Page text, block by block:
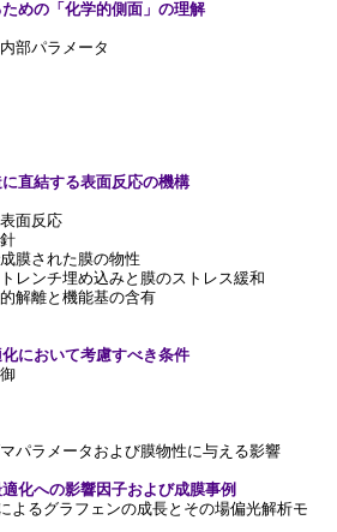
めの「化学的側面」の理解
部パラメータ
直結する表面反応の機構
面反応
膜された膜の物性
レンチ埋め込みと膜のストレス緩和
解離と機能基の含有
において考慮すべき条件
パラメータおよび膜物性に与える影響
化への影響因子および成膜事例
よるグラフェンの成長とその場偏光解析モ